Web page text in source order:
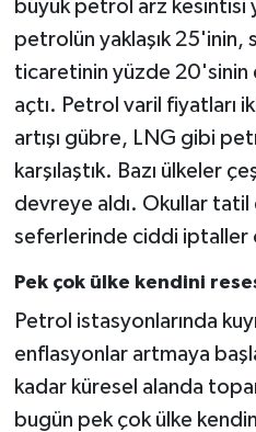
büyük petrol arz kesintisi
petrolün yaklaşık 25'inin,
ticaretinin yüzde 20'sinin
açtı. Petrol varil fiyatları
artışı gübre, LNG gibi
karşılaştık. Bazı ülkeler
devreye aldı. Okullar tatil
seferlerinde ciddi iptaller
Pek çok ülke kendini
Petrol istasyonlarında
enflasyonlar artmaya
kadar küresel alanda
bugün pek çok ülke